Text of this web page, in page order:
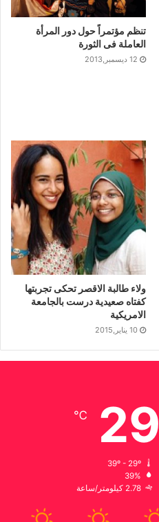
تنظم مؤتمراً حول دور المرأة
العاملة فى الثورة
12 ديسمبر,2013
ولاء طالبة الاقصر تحكى تجربتها
كفتاه صعيدية درست بالجامعة
الامريكية
10 يناير,2015
29
℃
39%
2.78 كيلومتر/ساعة